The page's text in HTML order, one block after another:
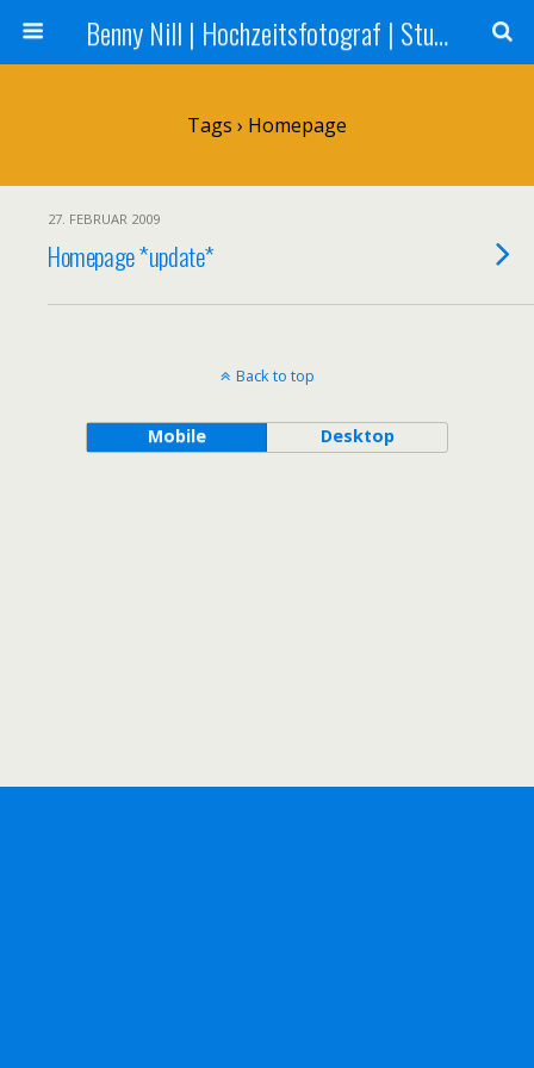
Benny Nill | Hochzeitsfotograf | Stuttgart, Tübingen, Reutlingen
Tags › Homepage
27. FEBRUAR 2009
Homepage *update*
Back to top
Mobile Desktop